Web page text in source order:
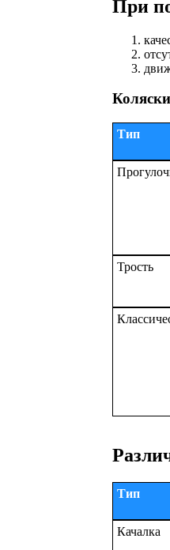
При
Тип
Трость
Тип
Качалка